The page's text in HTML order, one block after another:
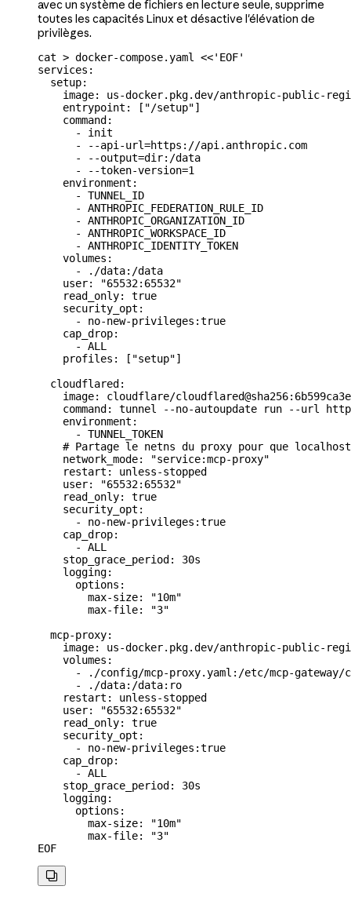
avec un système de fichiers en lecture seule, supprime
toutes les capacités Linux et désactive l'élévation de
privilèges.
cat > docker-compose.yaml <<'EOF'
services:
  setup:
image: us-docker.pkg.dev/anthropic-public-
    entrypoint: ["/setup"]
    command:
      - init
      - --api-url=https://api.anthropic.com
      - --output=dir:/data
      - --token-version=1
    environment:
      - TUNNEL_ID
      - ANTHROPIC_FEDERATION_RULE_ID
      - ANTHROPIC_ORGANIZATION_ID
      - ANTHROPIC_WORKSPACE_ID
      - ANTHROPIC_IDENTITY_TOKEN
    volumes:
      - ./data:/data
    user: "65532:65532"
    read_only: true
    security_opt:
      - no-new-privileges:true
    cap_drop:
      - ALL
    profiles: ["setup"]
  cloudflared:
image: cloudflare/
command: tunnel --no-autoupdate run --url
    environment:
      - TUNNEL_TOKEN
# Partage le netns du proxy pour que
    network_mode: "service:mcp-proxy"
    restart: unless-stopped
    user: "65532:65532"
    read_only: true
    security_opt:
      - no-new-privileges:true
    cap_drop:
      - ALL
    stop_grace_period: 30s
    logging:
      options:
        max-size: "10m"
        max-file: "3"
  mcp-proxy:
image: us-docker.pkg.dev/anthropic-public-
    volumes:
- ./config/mcp-proxy.yaml:/etc/mcp-gateway/
      - ./data:/data:ro
    restart: unless-stopped
    user: "65532:65532"
    read_only: true
    security_opt:
      - no-new-privileges:true
    cap_drop:
      - ALL
    stop_grace_period: 30s
    logging:
      options:
        max-size: "10m"
        max-file: "3"
EOF
